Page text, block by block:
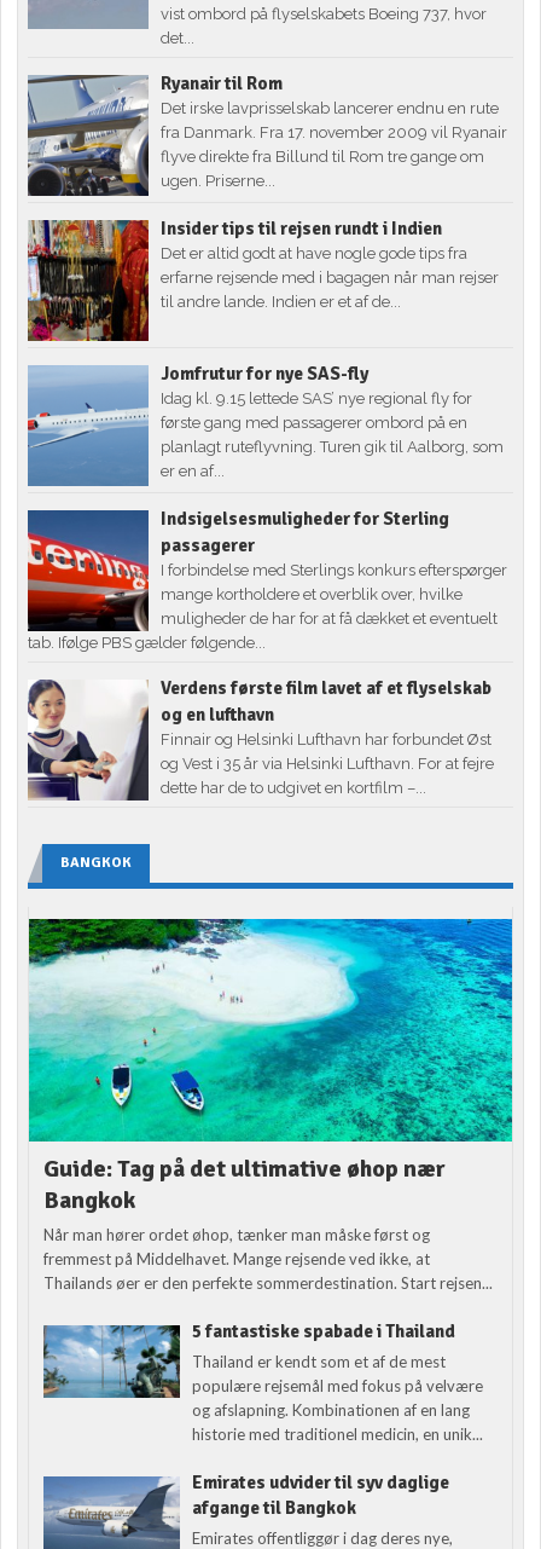
vist ombord på flyselskabets Boeing 737, hvor
det...
Ryanair til Rom
Det irske lavprisselskab lancerer endnu en rute
fra Danmark. Fra 17. november 2009 vil Ryanair
flyve direkte fra Billund til Rom tre gange om
ugen. Priserne...
Insider tips til rejsen rundt i Indien
Det er altid godt at have nogle gode tips fra
erfarne rejsende med i bagagen når man rejser
til andre lande. Indien er et af de...
Jomfrutur for nye SAS-fly
Idag kl. 9.15 lettede SAS’ nye regional fly for
første gang med passagerer ombord på en
planlagt ruteflyvning. Turen gik til Aalborg, som
er en af...
Indsigelsesmuligheder for Sterling
passagerer
I forbindelse med Sterlings konkurs efterspørger
mange kortholdere et overblik over, hvilke
muligheder de har for at få dækket et eventuelt
tab. Ifølge PBS gælder følgende...
Verdens første film lavet af et flyselskab
og en lufthavn
Finnair og Helsinki Lufthavn har forbundet Øst
og Vest i 35 år via Helsinki Lufthavn. For at fejre
dette har de to udgivet en kortfilm –...
BANGKOK
Guide: Tag på det ultimative øhop nær
Bangkok
Når man hører ordet øhop, tænker man måske først og
fremmest på Middelhavet. Mange rejsende ved ikke, at
Thailands øer er den perfekte sommerdestination. Start rejsen...
5 fantastiske spabade i Thailand
Thailand er kendt som et af de mest
populære rejsemål med fokus på velvære
og afslapning. Kombinationen af en lang
historie med traditionel medicin, en unik...
Emirates udvider til syv daglige
afgange til Bangkok
Emirates offentliggør i dag deres nye,